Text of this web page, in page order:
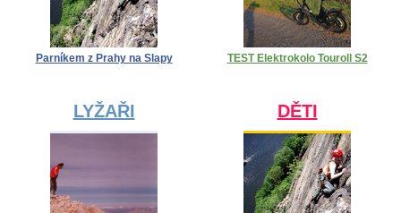
Parníkem z Prahy na Slapy TEST Elektrokolo Touroll S2
LYŽAŘI DĚTI